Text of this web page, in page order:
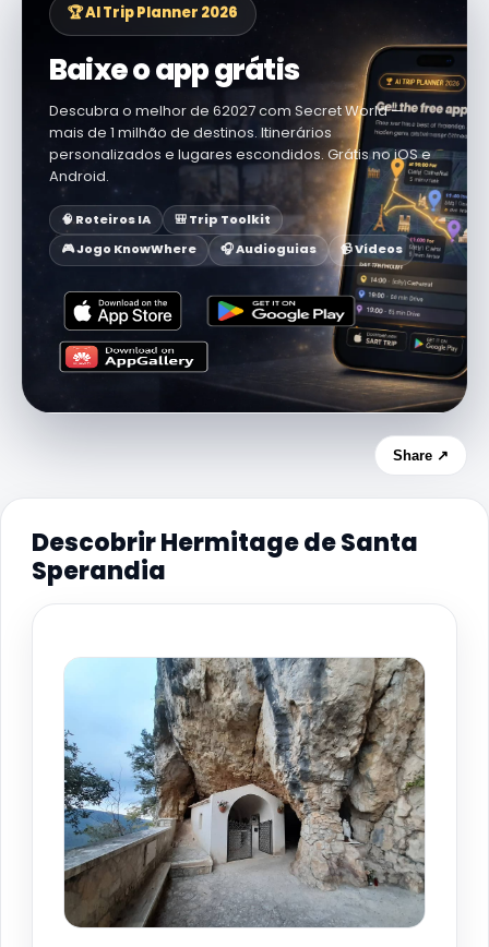
🏆 AI Trip Planner 2026
Baixe o app grátis
Descubra o melhor de 62027 com Secret World —
mais de 1 milhão de destinos. Itinerários
personalizados e lugares escondidos. Grátis no iOS e
Android.
🧠 Roteiros IA
🎒 Trip Toolkit
🎮 Jogo KnowWhere
🎧 Audioguias 📹 Vídeos
Share ↗
Descobrir Hermitage de Santa
Sperandia